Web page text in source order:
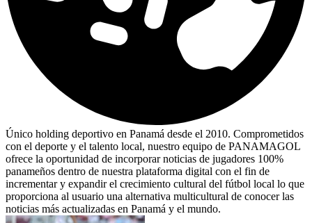
Único holding deportivo en Panamá desde el 2010. Comprometidos
con el deporte y el talento local, nuestro equipo de PANAMAGOL
ofrece la oportunidad de incorporar noticias de jugadores 100%
panameños dentro de nuestra plataforma digital con el fin de
incrementar y expandir el crecimiento cultural del fútbol local lo que
proporciona al usuario una alternativa multicultural de conocer las
noticias más actualizadas en Panamá y el mundo.